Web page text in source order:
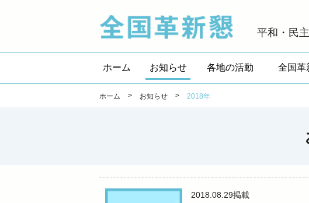
平和・民
ホーム お知らせ 各地の活動 全国革
ホーム > お知らせ > 2018年
2018.08.29掲載